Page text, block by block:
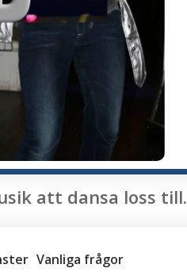
att dansa loss till.
Vanliga frågor